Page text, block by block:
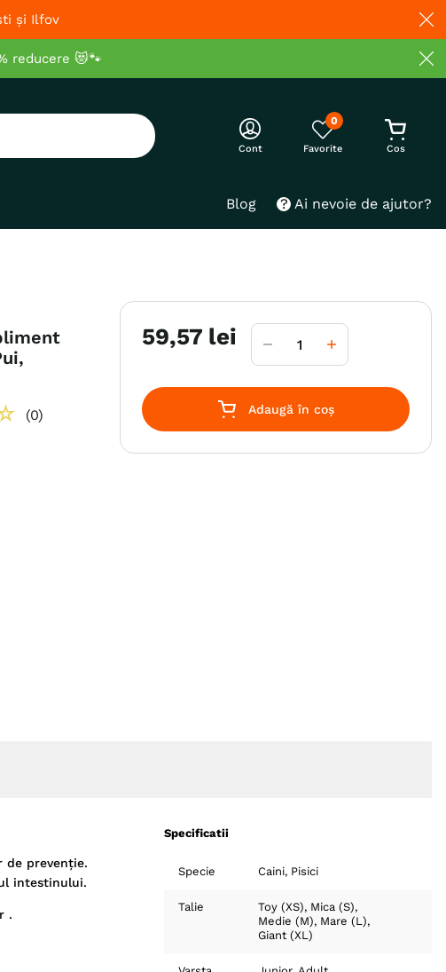
și Ilfov
reducere 😻🐾
Cont
0
Blog Ai nevoie de ajutor?
(0)
59,57 lei
Adaugă în coș
de prevenție.
intestinului.
.
Specificatii
Specie Caini Pisici
Talie Toy (XS) Mica (S)
Medie (M) Mare (L)
Giant (XL)